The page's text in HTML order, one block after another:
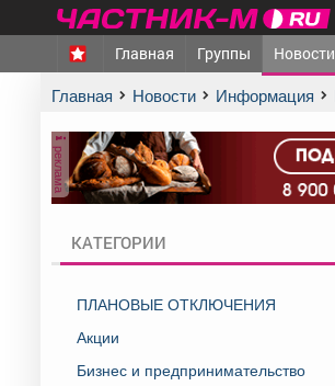
Главная Группы Новости
Главная Новости Информация
реклама
КАТЕГОРИИ
ПЛАНОВЫЕ ОТКЛЮЧЕНИЯ
Акции
Бизнес и предпринимательство